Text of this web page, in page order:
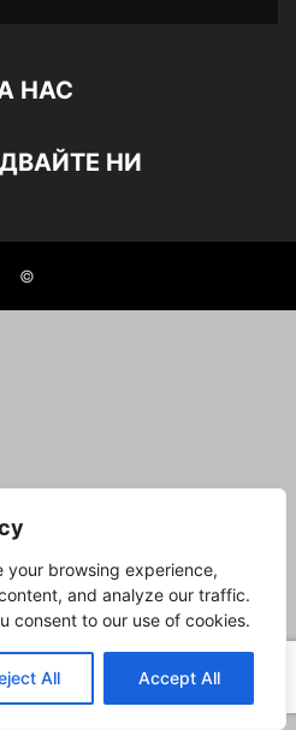
your browsing experience,
and analyze our traffic.
consent to our use of cookies.
All Accept All
НАС
НИ
©